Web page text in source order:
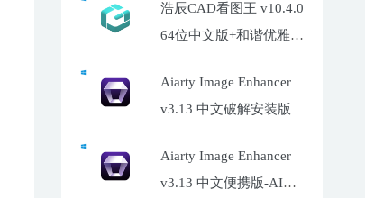
工具
浩辰CAD看图王 v10.4.0
64位中文版+和谐优雅补
Aiarty Image Enhancer
v3.13 中文破解安装版
Aiarty Image Enhancer
v3.13 中文便携版-AI照